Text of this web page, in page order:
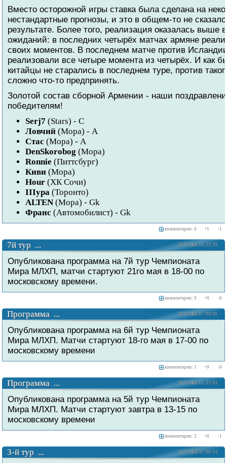
Вместо осторожной игры ставка была сделана на
нестандартные прогнозы, и это в общем-то не
результате. Более того, реализация оказалась выше
ожиданий: в последних четырёх матчах армяне
своих моментов. В последнем матче против
реализовали все четыре момента из четырёх. И как
китайцы не старались в последнем туре, против
сложно что-то предпринять.
Золотой состав сборной Армении - наши
победителям!
Serj7 (Stars) - C
Ловчий (Мора) - A
Стас (Мора) - A
DenSkorobog (Мора)
Ronnie (Питтсбург)
Киви (Мора)
Hour (ХК Сочи)
IIIypa (Торонто)
ALTEN (Мора) - Gk
Франс (Автомобилист) - Gk
комментарии: 0 +1 -1
2026 Май 19, 23:20
7й тур ...
Опубликована программа на 7й тур Чемпионата
Мира МЛХП, матчи стартуют 21го мая в 18-00 по
московскому времени.
комментарии: 0 +0 -0
2026 Май 17, 09:01
Программа ...
Опубликована программа на 6й тур Чемпионата
Мира МЛХП. Матчи стартуют 18-го мая в 17-00 по
московскому времени
комментарии: 1 +0 -0
2026 Май 15, 13:03
Программа ...
Опубликована программа на 5й тур Чемпионата
Мира МЛХП. Матчи стартуют завтра в 13-15 по
московскому времени
комментарии: 2 +0 -1
2026 Май 07, 00:24
3-й тур ...